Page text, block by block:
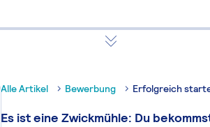
Alle Artikel Bewerbung Erfolgreich
Es ist eine Zwickmühle: Du